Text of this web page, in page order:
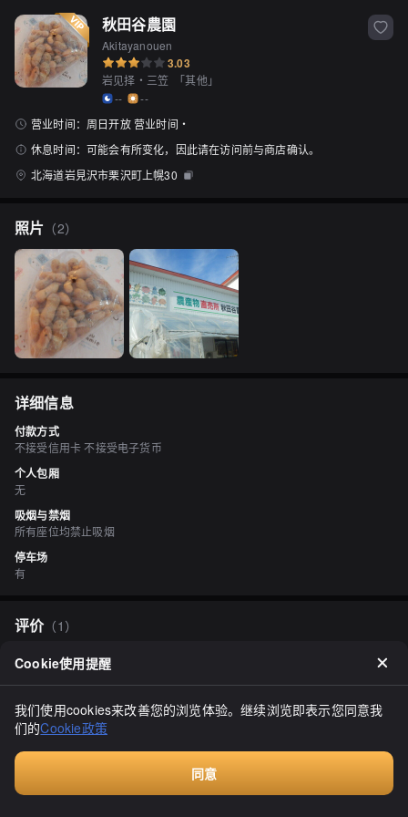
秋田谷農園
Akitayanouen
3.03
岩见择・三笠 「其他」
--
--
营业时间： 周日开放 营业时间・
休息时间： 可能会有所变化，因此请在访问前与商店确认。
北海道岩見沢市栗沢町上幌30
照片 （2）
详细信息
付款方式
不接受信用卡 不接受电子货币
个人包厢
无
吸烟与禁烟
所有座位均禁止吸烟
停车场
有
评价（1 ）
【外卖】位于岩见沢市山区的栗沢町上幌地区的蔬菜直销店＾＾ 直销
见沢线（道路）的交叉口往栗山方向前行大约400米＾＾
=========== 2021年9月19日13:00 再次光顾了吃到撑的肉吃到撑
买的东西生花生B级品不久前的事情了，但是忘记了价格大约是2-300
日元吧？袋子上有详细的盐水煮方法看起来很新♬而且非常好吃（・
显示全部
Cookie使用提醒
我们使用cookies来改善您的浏览体验。继续浏览即表示您同意我
们的Cookie政策
同意